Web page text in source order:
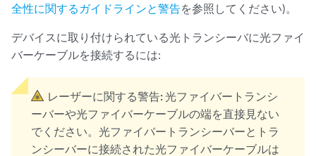
全性に関するガイドラインと警告を参照してください)。
デバイスに取り付けられている光トランシーバに光ファイ
バーケーブルを接続するには:
レーザーに関する警告:光ファイバートランシ
ーバーや光ファイバーケーブルの端を直接見ない
でください。光ファイバートランシーバーとトラ
ンシーバーに接続された光ファイバーケーブルは